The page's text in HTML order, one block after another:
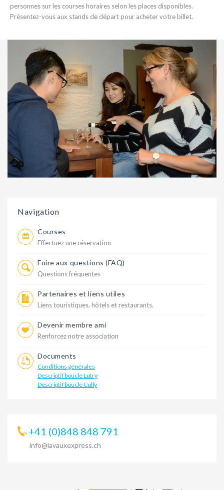
personnes sur les courses horaires selon les places disponibles.
Présentez-vous aux stands de départ pour acheter votre billet.
Navigation
Courses
Effectuez une réservation
Foire aux questions (FAQ)
Questions fréquentes
Partenaires et liens utiles
Liens touristiques, hôtels et restaurants.
Devenir membre ami
Renforcez notre association
Documents
Conditions générales
Descriptif boucle Lutry
Descriptif boucle Cully
+41 (0)848 848 791
info@lavauxexpress.ch